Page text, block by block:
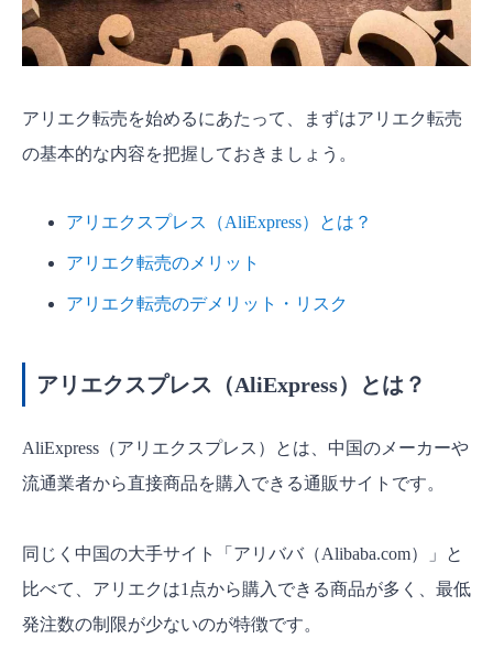
アリエク転売を始めるにあたって、まずはアリエク転売
の基本的な内容を把握しておきましょう。
アリエクスプレス（AliExpress）とは？
アリエク転売のメリット
アリエク転売のデメリット・リスク
アリエクスプレス（AliExpress）とは？
AliExpress（アリエクスプレス）とは、中国のメーカーや
流通業者から直接商品を購入できる通販サイトです。
同じく中国の大手サイト「アリババ（Alibaba.com）」と
比べて、アリエクは1点から購入できる商品が多く、最低
発注数の制限が少ないのが特徴です。